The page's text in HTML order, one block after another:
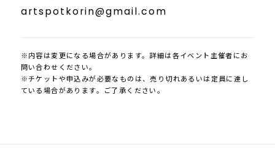
artspotkorin@gmail.com
※内容は変更になる場合があります。詳細は各イベント主催者にお
問い合わせください。
※チケットや申込みが必要なものは、売り切れあるいは定員に達し
ている場合があります。ご了承ください。